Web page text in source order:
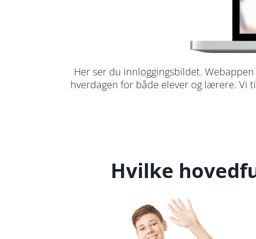
Her ser du innloggingsbildet.
hverdagen for både elever og lærere. Vi
Hvilke